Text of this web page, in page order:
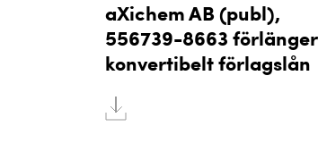
aXichem AB (publ),
556739-8663 förlänger
konvertibelt förlagslån